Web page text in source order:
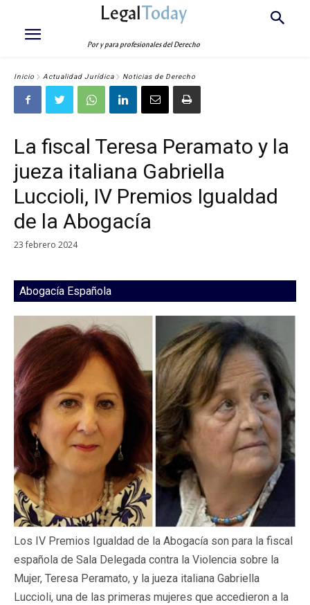
LegalToday
Por y para profesionales del Derecho
Inicio Actualidad Jurídica Noticias de Derecho
La fiscal Teresa Peramato y la
jueza italiana Gabriella
Luccioli, IV Premios Igualdad
de la Abogacía
23 febrero 2024
Abogacía Española
Los IV Premios Igualdad de la Abogacía son para la fiscal
española de Sala Delegada contra la Violencia sobre la
Mujer, Teresa Peramato, y la jueza italiana Gabriella
Luccioli, una de las primeras mujeres que accedieron a la